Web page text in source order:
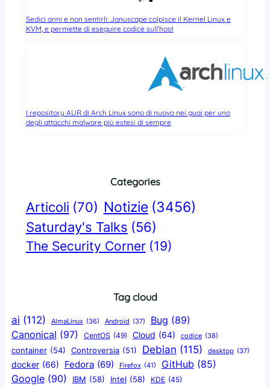
Sedici anni e non sentirli: Januscape colpisce il Kernel Linux e
KVM, e permette di eseguire codice sull’host
I repository AUR di Arch Linux sono di nuovo nei guai per uno
degli attacchi malware più estesi di sempre
Categories
Articoli (70) Notizie (3456)
Saturday's Talks (56)
The Security Corner (19)
Tag cloud
ai (112) AlmaLinux (36) Android (37) Bug (89)
Canonical (97) CentOS (49) Cloud (64) codice (38)
container (54) Controversia (51) Debian (115) desktop (37)
docker (66) Fedora (69) Firefox (41) GitHub (85)
Google (90) IBM (58) Intel (58) KDE (45)